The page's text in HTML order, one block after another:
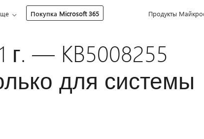
Покупка Microsoft 365 Продукты
г. — KB5008255
для системы